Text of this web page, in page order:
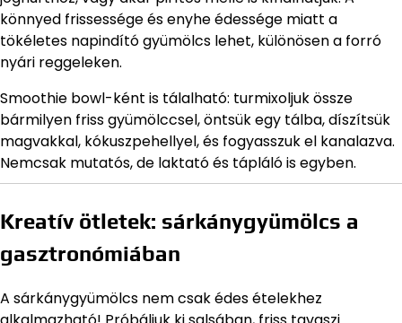
könnyed frissessége és enyhe édessége miatt a
tökéletes napindító gyümölcs lehet, különösen a forró
nyári reggeleken.
Smoothie bowl-ként is tálalható: turmixoljuk össze
bármilyen friss gyümölccsel, öntsük egy tálba, díszítsük
magvakkal, kókuszpehellyel, és fogyasszuk el kanalazva.
Nemcsak mutatós, de laktató és tápláló is egyben.
Kreatív ötletek: sárkánygyümölcs a
gasztronómiában
A sárkánygyümölcs nem csak édes ételekhez